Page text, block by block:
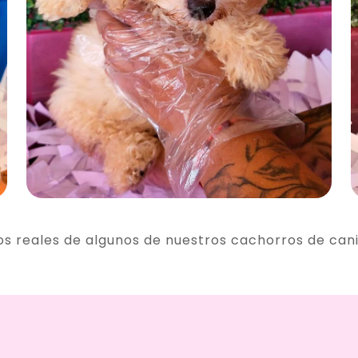
reales de algunos de nuestros cachorros de